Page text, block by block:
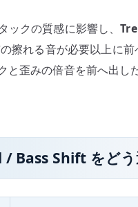
ックの質感に影響し、
擦れる音が必要以上に
と歪みの倍音を前へ出
Bass Shift をど